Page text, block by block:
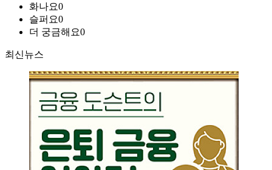
화나요0
슬퍼요0
더 궁금해요0
최신뉴스